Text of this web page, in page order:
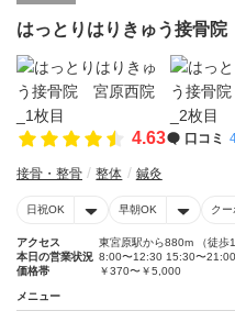
はっとりはりきゅう接骨
4.63 口コミ
接骨・整骨 整体 鍼灸
日祝OK 早朝OK ク
アクセス
東宮原駅から880m （徒歩
本日の営業状況 8:00〜12:30 15:30〜21:00
価格帯
￥370〜￥5,000
メニュー